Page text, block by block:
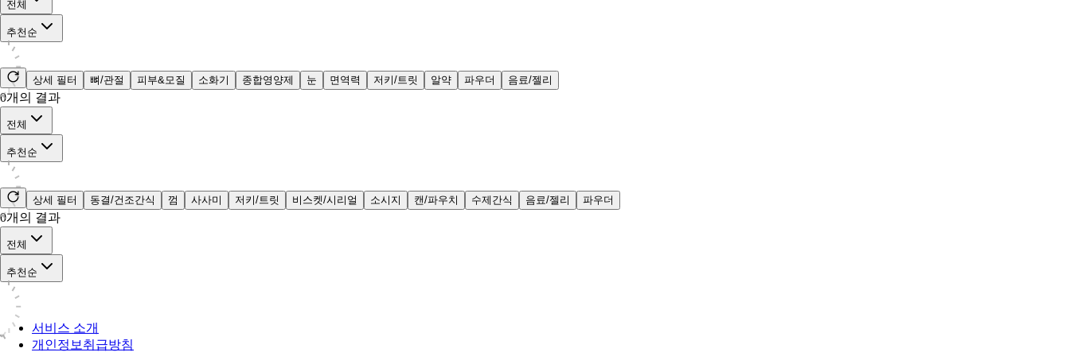
전체
추천순
상세 필터 뼈/관절 피부&모질 소화기 종합영양제 눈 면역력 저키/트릿 알약 파우더 음료/젤리
0개의 결과
전체
추천순
상세 필터 동결/건조간식 껌 사사미 저키/트릿 비스켓/시리얼 소시지 캔/파우치 수제간식 음료/젤리 파우더
0개의 결과
전체
추천순
서비스 소개
개인정보취급방침